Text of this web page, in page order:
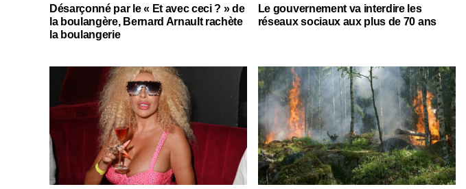
Désarçonné par le « Et avec ceci ? » de
la boulangère, Bernard Arnault rachète
la boulangerie
Le gouvernement va interdire les
réseaux sociaux aux plus de 70 ans